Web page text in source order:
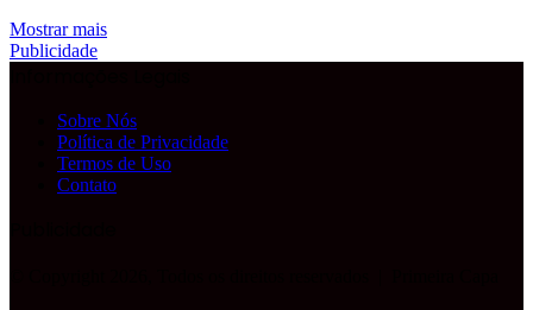
Mostrar mais
Publicidade
Sobre Nós
Política de Privacidade
Termos de Uso
Contato